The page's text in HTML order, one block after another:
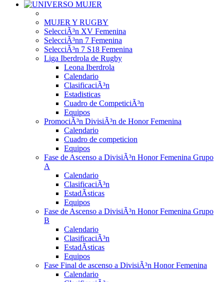
MUJER Y RUGBY
SelecciÃ³n XV Femenina
SelecciÃ³nn 7 Femenina
SelecciÃ³n 7 S18 Femenina
Liga Iberdrola de Rugby
Leona Iberdrola
Calendario
ClasificaciÃ³n
Estadisticas
Cuadro de CompeticiÃ³n
Equipos
PromociÃ³n DivisiÃ³n de Honor Femenina
Calendario
Cuadro de competicion
Equipos
Fase de Ascenso a DivisiÃ³n Honor Femenina Grupo
A
Calendario
ClasificaciÃ³n
EstadÃ­sticas
Equipos
Fase de Ascenso a DivisiÃ³n Honor Femenina Grupo
B
Calendario
ClasificaciÃ³n
EstadÃ­sticas
Equipos
Fase Final de ascenso a DivisiÃ³n Honor Femenina
Calendario